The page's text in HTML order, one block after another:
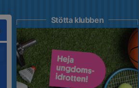
Stötta klubben